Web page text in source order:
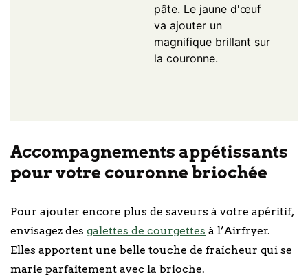
pâte. Le jaune d'œuf
va ajouter un
magnifique brillant sur
la couronne.
Accompagnements appétissants
pour votre couronne briochée
Pour ajouter encore plus de saveurs à votre apéritif,
envisagez des galettes de courgettes à l’Airfryer.
Elles apportent une belle touche de fraîcheur qui se
marie parfaitement avec la brioche.